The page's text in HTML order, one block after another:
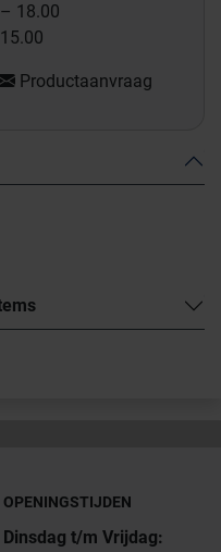
18.00
Productaanvraag
OPENINGSTIJDEN
Dinsdag t/m Vrijdag: